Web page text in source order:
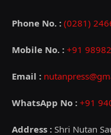
Phone No. : (0281)
Mobile No. : +91
Email :
WhatsApp No : +91
Address : Shri Nutan